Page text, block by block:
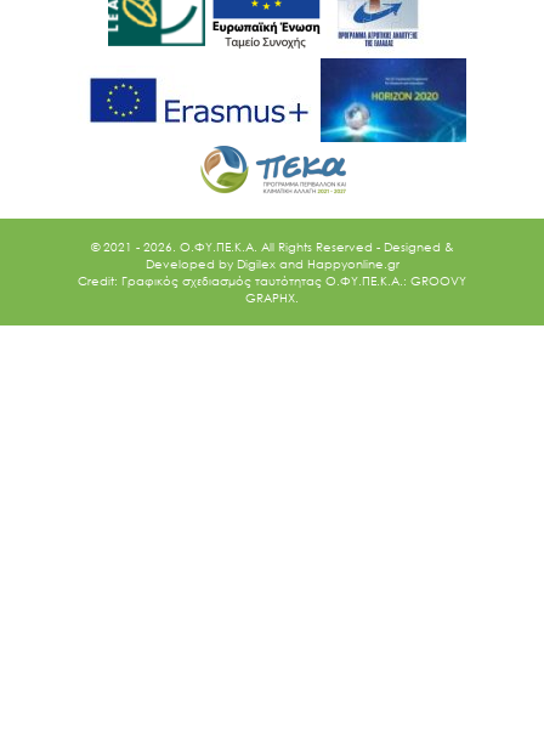
© 2021 - 2026. O.ΦΥ.ΠΕ.Κ.Α. All Rights Reserved - Designed &
Developed by Digilex and Happyonline.gr
Credit: Γραφικός σχεδιασμός ταυτότητας Ο.ΦΥ.ΠΕ.Κ.Α.: GROOVY
GRAPHX.